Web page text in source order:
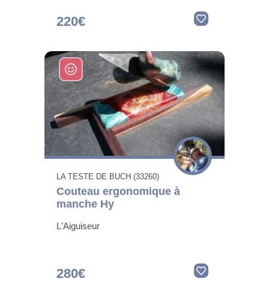
220€
LA TESTE DE BUCH (33260)
Couteau ergonomique à
manche Hy
L'Aiguiseur
280€